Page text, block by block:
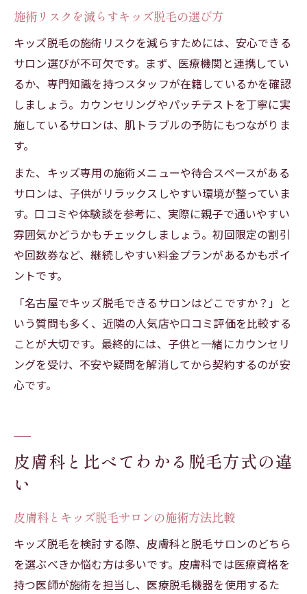
施術リスクを減らすキッズ脱毛の選び方
キッズ脱毛の施術リスクを減らすためには、安心できる
サロン選びが不可欠です。まず、医療機関と連携してい
るか、専門知識を持つスタッフが在籍しているかを確認
しましょう。カウンセリングやパッチテストを丁寧に実
施しているサロンは、肌トラブルの予防にもつながりま
す。
また、キッズ専用の施術メニューや待合スペースがある
サロンは、子供がリラックスしやすい環境が整っていま
す。口コミや体験談を参考に、実際に親子で通いやすい
雰囲気かどうかもチェックしましょう。初回限定の割引
や回数券など、継続しやすい料金プランがあるかもポイ
ントです。
「名古屋でキッズ脱毛できるサロンはどこですか？」と
いう質問も多く、近隣の人気店や口コミ評価を比較する
ことが大切です。最終的には、子供と一緒にカウンセリ
ングを受け、不安や疑問を解消してから契約するのが安
心です。
皮膚科と比べてわかる脱毛方式の違
い
皮膚科とキッズ脱毛サロンの施術方法比較
キッズ脱毛を検討する際、皮膚科と脱毛サロンのどちら
を選ぶべきか悩む方は多いです。皮膚科では医療資格を
持つ医師が施術を担当し、医療脱毛機器を使用するた